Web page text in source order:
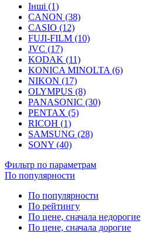
Інші (1)
CANON (38)
CASIO (12)
FUJI-FILM (10)
JVC (17)
KODAK (11)
KONICA MINOLTA (6)
NIKON (17)
OLYMPUS (8)
PANASONIC (30)
PENTAX (5)
RICOH (1)
SAMSUNG (28)
SONY (40)
Фильтр по параметрам
По популярности
По популярности
По рейтингу
По цене, сначала недорогие
По цене, сначала дорогие